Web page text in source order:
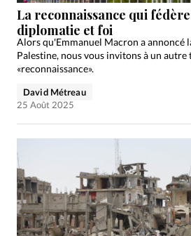
La reconnaissance qui
diplomatie et foi
Alors qu'Emmanuel Macron a annoncé
Palestine, nous vous invitons à un autre
«reconnaissance».
David Métreau
25 Août 2025